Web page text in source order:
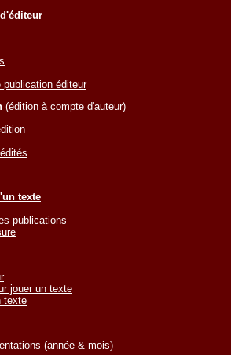
publication éditeur
(édition à compte d'auteur)
texte
publications
jouer un texte
texte
(année & mois)